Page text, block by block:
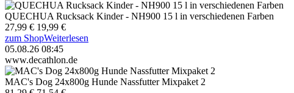
QUECHUA Rucksack Kinder - NH900 15 l in verschiedenen Farben
27,99 € 19,99 €
zum ShopWeiterlesen
05.08.26 08:45
www.decathlon.de
MAC's Dog 24x800g Hunde Nassfutter Mixpaket 2